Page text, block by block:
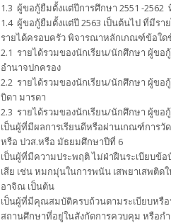
1.3 ผู้ขอกู้ยืมตั้งแต่ปีการศึกษา 2551 -2562
1.4 ผู้ขอกู้ยืมตั้งแต่ปี 2563 เป็นต้นไป ที่มีรา
รายได้ครอบครัว พิจารณาหลักเกณฑ์ข้อใด
2.1 รายได้รวมของนักเรียน/นักศึกษา ผู้ขอ
อำนาจปกครอง
2.2 รายได้รวมของนักเรียน/นักศึกษา ผู้ข
บิดา มารดา
2.3 รายได้รวมของนักเรียน/นักศึกษา ผู้ข
เป็นผู้ที่มีผลการเรียนดีหรือผ่านเกณฑ์การวั
หรือ ปวส.หรือ มัธยมศึกษาปีที่ 6
เป็นผู้ที่มีความประพฤติ ไม่ฝ่าฝืนระเบียบข้
เสีย เช่น หมกมุ่นในการพนัน เสพยาเสพติด
อาจิณ เป็นต้น
เป็นผู้ที่มีคุณสมบัติครบถ้วนตามระเบียบหรือ
สถานศึกษาที่อยู่ในสังกัดการควบคุม หรือก